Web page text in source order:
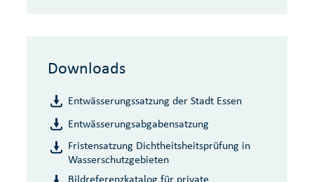
Downloads
Entwässerungssatzung der Stadt Essen
Entwässerungsabgabensatzung
Fristensatzung Dichtheitsheitsprüfung in
Wasserschutzgebieten
Bildreferenzkatalog für private